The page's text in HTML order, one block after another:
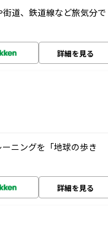
道、鉄道線など旅気分で
詳細を見る
ニングを「地球の歩き
詳細を見る